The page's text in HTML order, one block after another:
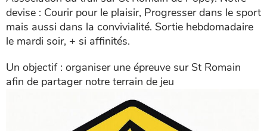
devise : Courir pour le plaisir, Progresser dans le sport
mais aussi dans la convivialité. Sortie hebdomadaire
le mardi soir, + si affinités.
Un objectif : organiser une épreuve sur St Romain
afin de partager notre terrain de jeu